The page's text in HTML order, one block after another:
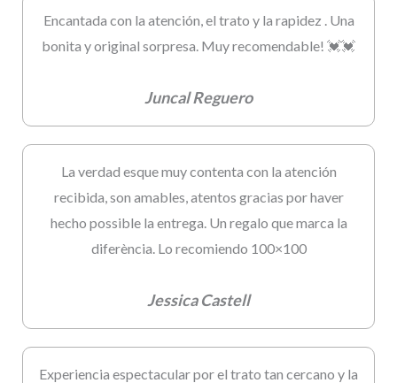
Encantada con la atención, el trato y la rapidez . Una
bonita y original sorpresa. Muy recomendable! 💓💓
Juncal Reguero
La verdad esque muy contenta con la atención
recibida, son amables, atentos gracias por haver
hecho possible la entrega. Un regalo que marca la
diferència. Lo recomiendo 100×100
Jessica Castell
Experiencia espectacular por el trato tan cercano y la